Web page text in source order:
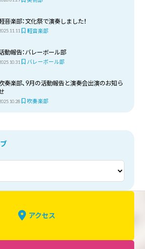
音楽部：文化祭で演奏しました！
軽音楽部
動報告：バレーボール部
バレーボール部
奏楽部、9月の活動報告と演奏会出演のお知ら
吹奏楽部
アクセス